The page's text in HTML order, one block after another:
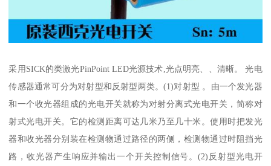
采用SICK的类激光PinPoint LED光源技术,光点明亮、、清晰。 光电
传感器通常可分为对射型和反射型两类。(1)对射型 。由一个发光器
和一个收光器组成的光电开关就称为对射分离式光电开关，简称对
射式光电开关。它的检测距离可达几米乃至几十米。使用时把发光
器和收光器分别装在检测物通过路径的两侧，检测物通过时阻挡光
路，收光器产生响应并输出一个开关控制信号。(2)反射型光电开